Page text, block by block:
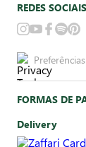
REDES SOCIAIS
FORMAS DE
Delivery